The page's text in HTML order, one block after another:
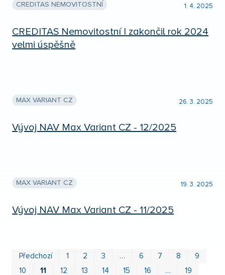
CREDITAS NEMOVITOSTNÍ 1. 4. 2025
CREDITAS Nemovitostní I zakončil rok 2024
velmi úspěšně
MAX VARIANT CZ 26. 3. 2025
Vývoj NAV Max Variant CZ - 12/2025
MAX VARIANT CZ 19. 3. 2025
Vývoj NAV Max Variant CZ - 11/2025
Předchozí 1 2 3 … 6 7 8
9
10
11 12 13 14 15 16 …
19